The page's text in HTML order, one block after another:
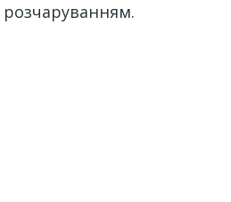
розчаруванням.